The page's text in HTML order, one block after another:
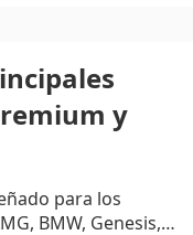
y
para los
BMW, Genesis,